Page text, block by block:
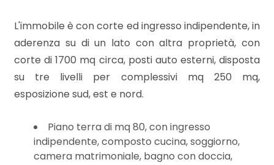
L'immobile è con corte ed ingresso indipendente, in
aderenza su di un lato con altra proprietà, con
corte di 1700 mq circa, posti auto esterni, disposta
su tre livelli per complessivi mq 250 mq,
esposizione sud, est e nord.
Piano terra di mq 80, con ingresso
indipendente, composto cucina, soggiorno,
camera matrimoniale, bagno con doccia,
Locali
Qualsiasi